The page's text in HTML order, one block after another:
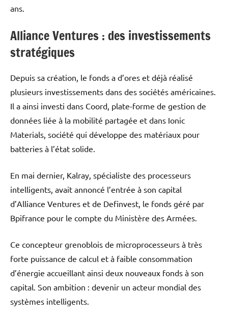
ans.
Alliance Ventures : des investissements
stratégiques
Depuis sa création, le fonds a d’ores et déjà réalisé
plusieurs investissements dans des sociétés américaines.
Il a ainsi investi dans Coord, plate-forme de gestion de
données liée à la mobilité partagée et dans Ionic
Materials, société qui développe des matériaux pour
batteries à l’état solide.
En mai dernier, Kalray, spécialiste des processeurs
intelligents, avait annoncé l’entrée à son capital
d’Alliance Ventures et de Definvest, le fonds géré par
Bpifrance pour le compte du Ministère des Armées.
Ce concepteur grenoblois de microprocesseurs à très
forte puissance de calcul et à faible consommation
d’énergie accueillant ainsi deux nouveaux fonds à son
capital. Son ambition : devenir un acteur mondial des
systèmes intelligents.